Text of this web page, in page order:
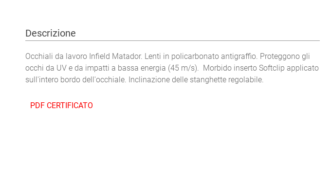
Descrizione
Occhiali da lavoro Infield Matador. Lenti in policarbonato antigraffio. Proteggono gli
occhi da UV e da impatti a bassa energia (45 m/s). Morbido inserto Softclip applicato
sull'intero bordo dell'occhiale. Inclinazione delle stanghette regolabile.
PDF CERTIFICATO